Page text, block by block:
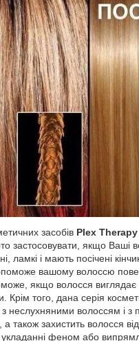
засобів Plex Therapy
застосовувати, якщо Ваші
ламкі і мають посічені
вашому волоссю
якщо волосся виглядає
Крім того, дана серія
з неслухняними волоссям і з
а також захистить волосся
феном або